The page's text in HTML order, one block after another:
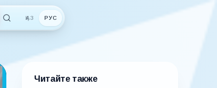
ҚАЗ РУС
Читайте также